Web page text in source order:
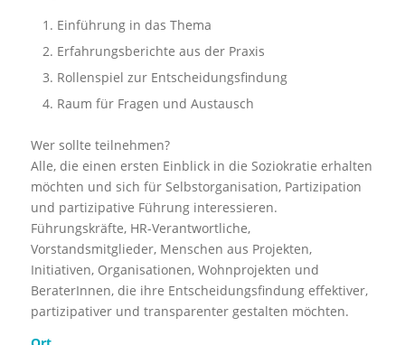
Einführung in das Thema
Erfahrungsberichte aus der Praxis
Rollenspiel zur Entscheidungsfindung
Raum für Fragen und Austausch
Wer sollte teilnehmen?
Alle, die einen ersten Einblick in die Soziokratie erhalten
möchten und sich für Selbstorganisation, Partizipation
und partizipative Führung interessieren.
Führungskräfte, HR-Verantwortliche,
Vorstandsmitglieder, Menschen aus Projekten,
Initiativen, Organisationen, Wohnprojekten und
BeraterInnen, die ihre Entscheidungsfindung effektiver,
partizipativer und transparenter gestalten möchten.